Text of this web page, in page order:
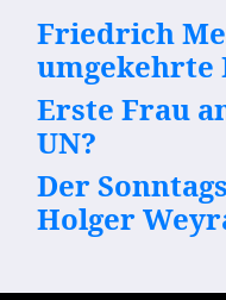
Friedrich
umgekehrte
Erste Frau
UN?
Der
Holger